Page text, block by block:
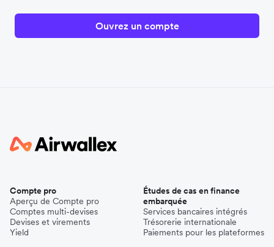
Ouvrez un compte
Compte pro
Aperçu de Compte pro
Comptes multi-devises
Devises et virements
Yield
Études de cas en finance
embarquée
Services bancaires intégrés
Trésorerie internationale
Paiements pour les plateformes